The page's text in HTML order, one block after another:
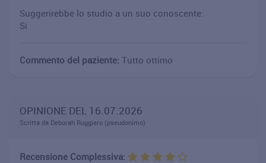
Suggerirebbe lo studio a un suo conoscente:
Si
Commento del paziente: Tutto ottimo
OPINIONE DEL 16.07.2026
Scritta da Deborah Ruggiero (pseudonimo)
Recensione Complessiva: